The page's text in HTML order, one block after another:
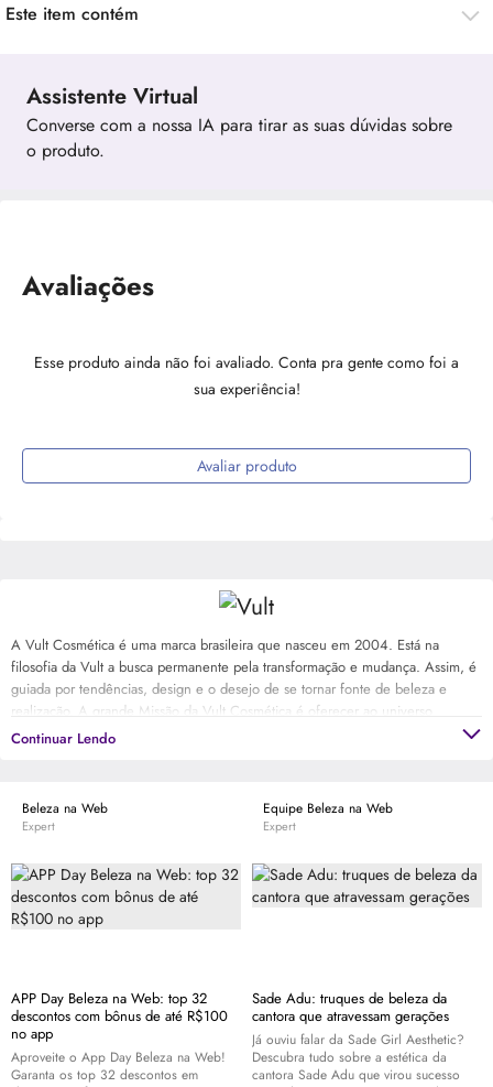
Este item contém
Assistente Virtual
Converse com a nossa IA para tirar as suas dúvidas sobre
o produto.
Avaliações
Esse produto ainda não foi avaliado. Conta pra gente como foi a
sua experiência!
Avaliar produto
A Vult Cosmética é uma marca brasileira que nasceu em 2004. Está na
filosofia da Vult a busca permanente pela transformação e mudança. Assim, é
guiada por tendências, design e o desejo de se tornar fonte de beleza e
realização. A grande Missão da Vult Cosmética é oferecer ao universo
feminino a possibilidade de ter produtos de beleza sofisticados, inovadores e
Continuar Lendo
Beleza na Web
Expert
APP Day Beleza na Web: top 32
descontos com bônus de até R$100
no app
Aproveite o App Day Beleza na Web!
Garanta os top 32 descontos em
Equipe Beleza na Web
Expert
Sade Adu: truques de beleza da
cantora que atravessam gerações
Já ouviu falar da Sade Girl Aesthetic?
Descubra tudo sobre a estética da
cantora Sade Adu que virou sucesso